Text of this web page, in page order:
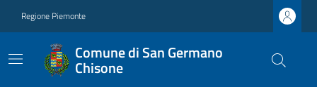
Regione Piemonte
Comune di San Germano
Chisone